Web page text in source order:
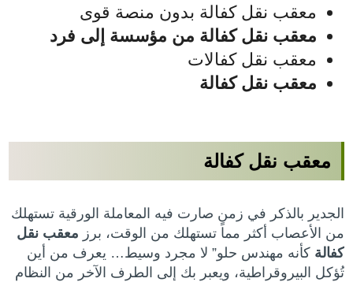
معقب نقل كفالة بدون منصة قوى
معقب نقل كفالة من مؤسسة إلى فرد
معقب نقل كفالات
معقب نقل كفالة
معقب نقل كفالة
الجدير بالذكر في زمنٍ صارت فيه المعاملة الورقية تستهلك
من الأعصاب أكثر مما تستهلك من الوقت، برز معقب نقل
كفالة كأنه مهندس حلو” لا مجرد وسيط… يعرف من أين
تُؤكل البيروقراطية، ويعبر بك إلى الطرف الآخر من النظام